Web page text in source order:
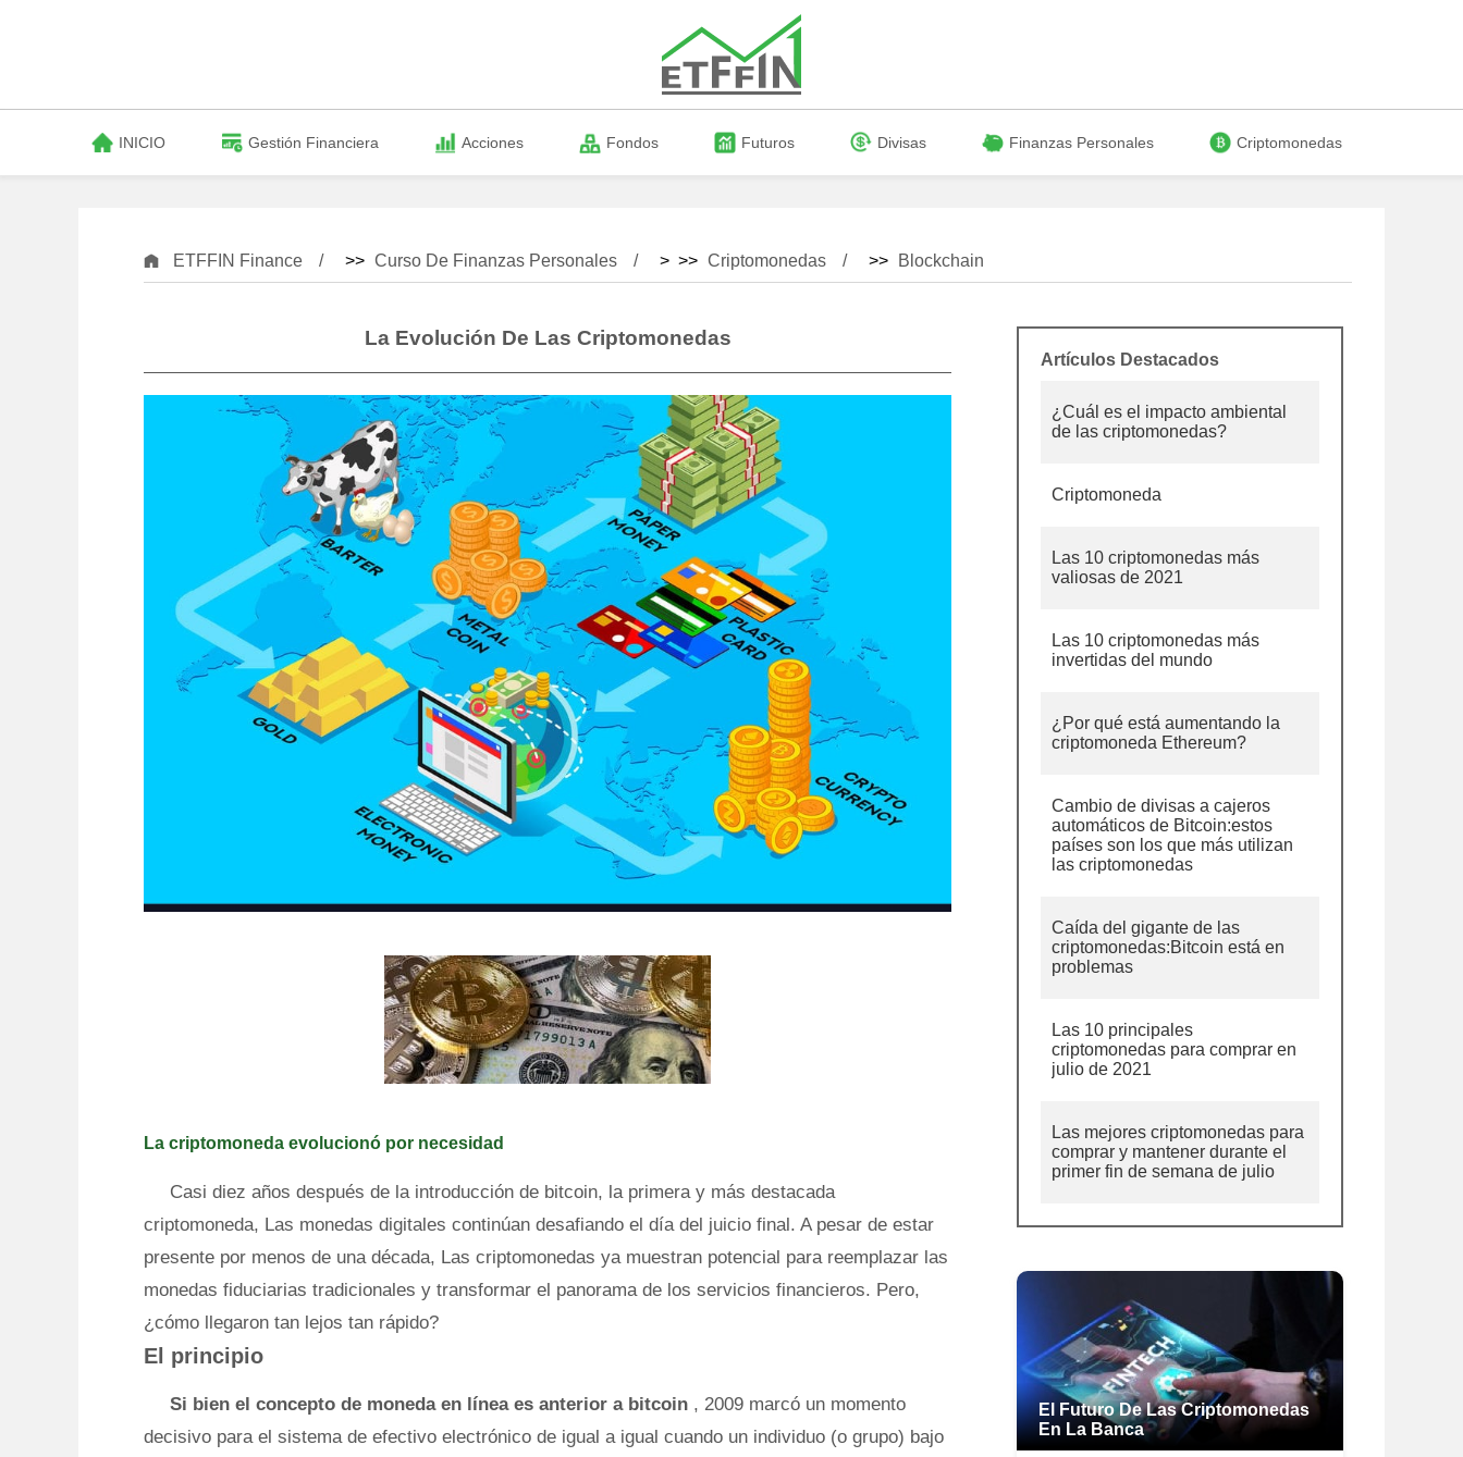
INICIO Gestión Financiera Acciones Fondos Futuros Divisas Finanzas Personales Criptomonedas
ETFFIN Finance >> Curso De Finanzas Personales > >> Criptomonedas >> Blockchain
La Evolución De Las Criptomonedas
La criptomoneda evolucionó por necesidad
Casi diez años después de la introducción de bitcoin, la primera y más destacada
criptomoneda, Las monedas digitales continúan desafiando el día del juicio final. A pesar de estar
presente por menos de una década, Las criptomonedas ya muestran potencial para reemplazar las
monedas fiduciarias tradicionales y transformar el panorama de los servicios financieros. Pero,
¿cómo llegaron tan lejos tan rápido?
El principio
Si bien el concepto de moneda en línea es anterior a bitcoin , 2009 marcó un momento
decisivo para el sistema de efectivo electrónico de igual a igual cuando un individuo (o grupo) bajo
Artículos Destacados
¿Cuál es el impacto ambiental
de las criptomonedas?
Criptomoneda
Las 10 criptomonedas más
valiosas de 2021
Las 10 criptomonedas más
invertidas del mundo
¿Por qué está aumentando la
criptomoneda Ethereum?
Cambio de divisas a cajeros
automáticos de Bitcoin:estos
países son los que más utilizan
las criptomonedas
Caída del gigante de las
criptomonedas:Bitcoin está en
problemas
Las 10 principales
criptomonedas para comprar en
julio de 2021
Las mejores criptomonedas para
comprar y mantener durante el
primer fin de semana de julio
El Futuro De Las Criptomonedas
En La Banca